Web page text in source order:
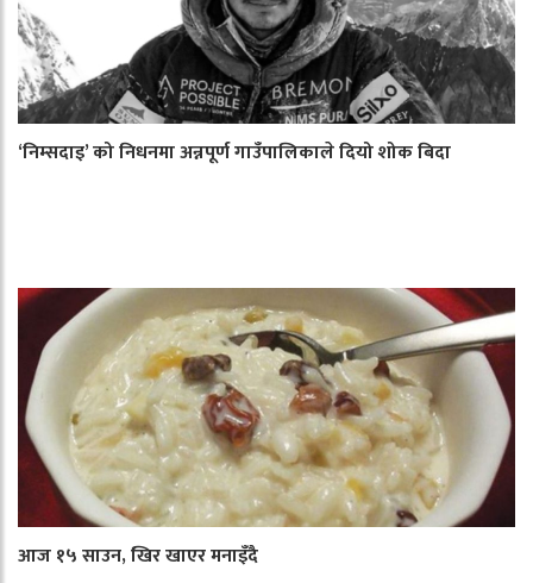
‘निम्सदाइ’ को निधनमा अन्नपूर्ण गाउँपालिकाले दियो शोक बिदा
आज १५ साउन, खिर खाएर मनाइँदै